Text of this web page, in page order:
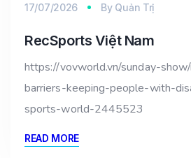
17/07/2026 By Quản Trị
RecSports Việt Nam
https://vovworld.vn/sunday-
barriers-keeping-people-with-
sports-world-2445523
READ MORE